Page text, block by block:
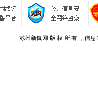
苏州新闻网 版 权 所 有 ，信